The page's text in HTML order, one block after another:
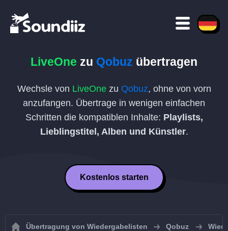
LiveOne zu Qobuz übertragen
Wechsle von LiveOnezu Qobuz, ohne von vorn
anzufangen. Übertrage in wenigen einfachen
Schritten die kompatiblen Inhalte: Playlists,
Lieblingstitel, Alben und Künstler.
Kostenlos starten
Übertragung von Wiedergabelisten Qobuz